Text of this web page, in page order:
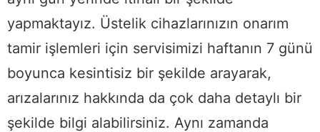
yapmaktayız. Üstelik cihazlarınızın onarım
tamir işlemleri için servisimizi haftanın 7 günü
boyunca kesintisiz bir şekilde arayarak,
arızalarınız hakkında da çok daha detaylı bir
şekilde bilgi alabilirsiniz. Aynı zamanda